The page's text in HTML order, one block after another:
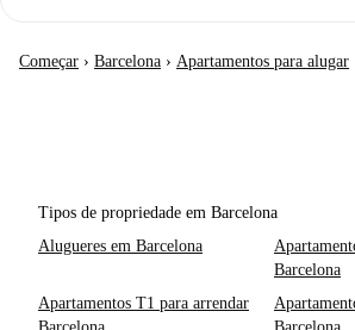
Começar › Barcelona › Apartamentos para alugar
Tipos de propriedade em Barcelona
Alugueres em Barcelona
Barcelona
Apartamentos T1 para arrendar